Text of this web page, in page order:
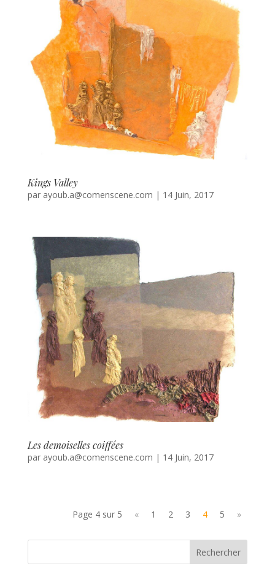
Kings Valley
par ayoub.a@comenscene.com | 14 Juin, 2017
Les demoiselles coiffées
par ayoub.a@comenscene.com | 14 Juin, 2017
Page 4 sur 5 « 1 2 3 4 5 »